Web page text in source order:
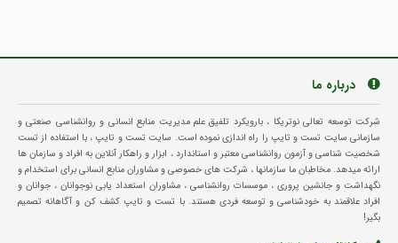
درباره ما
شرکت توسعه تعالی نوتریکا ، بارویکرد تلفیق علم مدیریت منابع انسانی و روانشناسی صنعتی و
سازمانی سایت تست و تایپ را راه اندازی نموده است. سایت تست و تایپ ، با استفاده از تست
شخصیت شناسی و آزمون روانشناسی معتبر و استاندارد ، ابزار و راهکار آنلاین به افراد و سازمان ها
ارائه میدهد. مخاطبان ما سازمانها ، شرکت های خصوصی و مشاوران منابع انسانی برای استخدام و
نگهداشت و جانشین پروری ، موسسات روانشناسی ، مشاوران استعداد یابی نوجوانان ، جوانان و
افراد علاقمند به خودشناسی و توسعه فردی هستند. با تست و تایپ کشف کن و آگاهانه تصمیم
بگیر!